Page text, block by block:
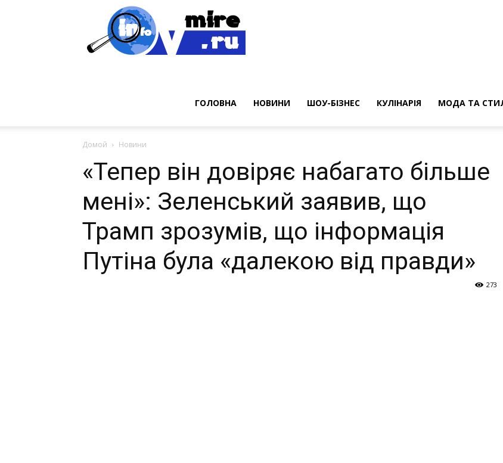
ГОЛОВНА НОВИНИ ШОУ-БІЗНЕС КУЛІНАРІЯ МОДА ТА
Домой Новини
«Тепер він довіряє набагато більше
мені»: Зеленський заявив, що
Трамп зрозумів, що інформація
Путіна була «далекою від правди»
273